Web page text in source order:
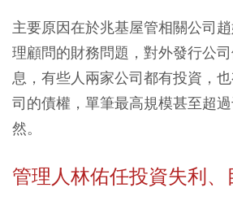
主要原因在於兆基屋管相關公司
理顧問的財務問題，對外發行公
息，有些人兩家公司都有投資，
司的債權，單筆最高規模甚至超
然。
管理人林佑任投資失利、